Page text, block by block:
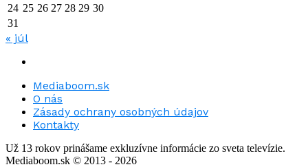
24 25 26 27 28 29 30
31
« júl
Mediaboom.sk
O nás
Zásady ochrany osobných údajov
Kontakty
Už 13 rokov prinášame exkluzívne informácie zo sveta televízie.
Mediaboom.sk © 2013 - 2026